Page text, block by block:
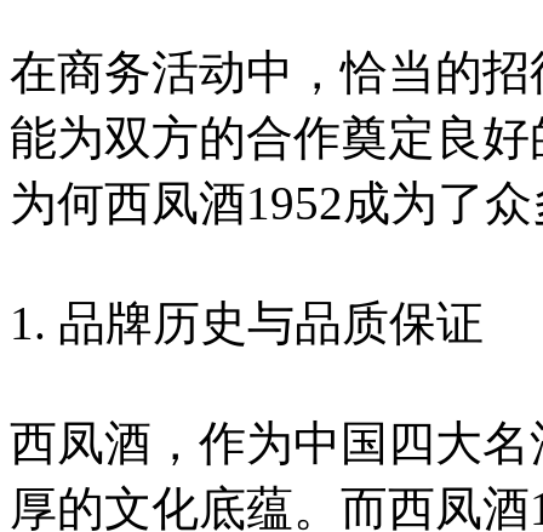
在商务活动中，恰当的
能为双方的合作奠定良
为何西凤酒1952成为了
1. 品牌历史与品质保证
西凤酒，作为中国四大
厚的文化底蕴。而西凤